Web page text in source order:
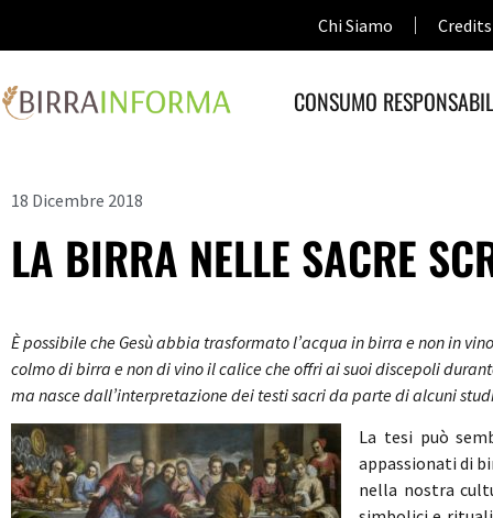
Chi Siamo Credits
CONSUMO
18 Dicembre 2018
LA BIRRA NELLE SACRE
È possibile che Gesù abbia trasformato l’acqua in birra e non in
colmo di birra e non di vino il calice che offri ai suoi discepoli
ma nasce dall’interpretazione dei testi sacri da parte di alcuni
La tesi può
appassionati di
nella nostra